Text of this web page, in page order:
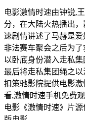
电影激情时速由钟锐,
分，在大陆火热播出
速剧情讲述了马赫是爱
非法赛车聚会之后为了
以卧底身份潜入走私集
最后将走私集团绳之
扣策驰影院提供电影
看,激情时速手机免费
电影《激情时速》片